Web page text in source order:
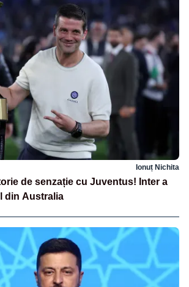
Ionuț Nichita
de senzație cu Juventus! Inter a
din Australia